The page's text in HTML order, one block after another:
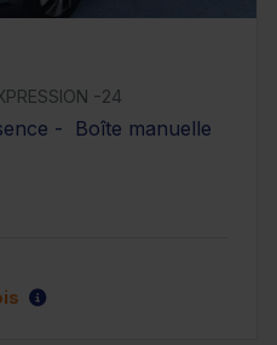
-24
- Boîte manuelle